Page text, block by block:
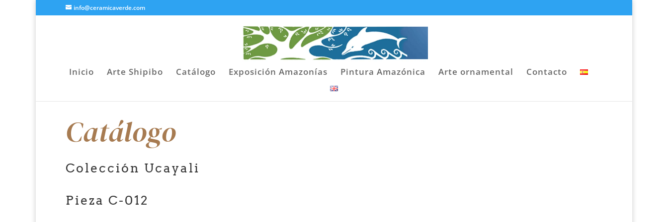
info@ceramicaverde.com
Inicio Arte Shipibo Catálogo Exposición Amazonías Pintura Amazónica Arte ornamental Contacto
Catálogo
Colección Ucayali
Pieza C-012